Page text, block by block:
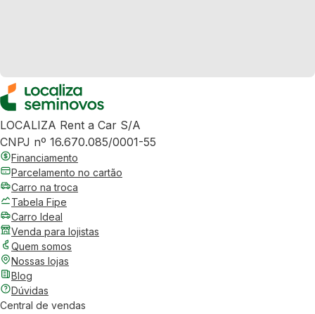
LOCALIZA Rent a Car S/A
CNPJ nº 16.670.085/0001-55
Financiamento
Parcelamento no cartão
Carro na troca
Tabela Fipe
Carro Ideal
Venda para lojistas
Quem somos
Nossas lojas
Blog
Dúvidas
Central de vendas